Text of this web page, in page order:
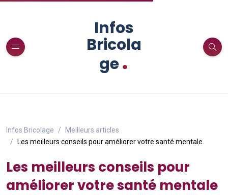
Infos
Bricola
ge.
Infos Bricolage
Meilleurs articles
Les meilleurs conseils pour améliorer votre santé mentale
Les meilleurs conseils pour
améliorer votre santé mentale